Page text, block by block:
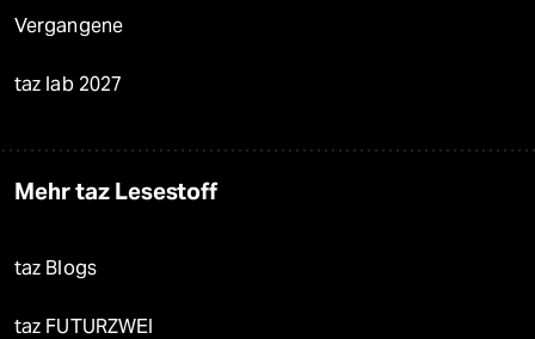
Vergangene
taz lab 2027
Mehr taz Lesestoff
taz Blogs
taz FUTURZWEI